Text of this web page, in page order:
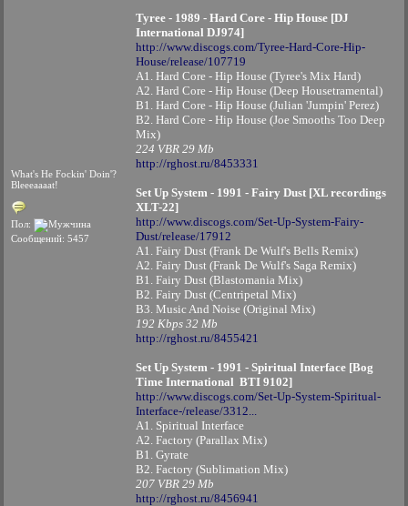
What's He Fockin' Doin'?
Bleeeaaaat!
Пол:
Сообщений: 5457
Tyree - 1989 - Hard Core - Hip House [DJ
International DJ974]
http://www.discogs.com/Tyree-Hard-Core-Hip-
House/release/107719
A1. Hard Core - Hip House (Tyree's Mix Hard)
A2. Hard Core - Hip House (Deep Housetramental)
B1. Hard Core - Hip House (Julian 'Jumpin' Perez)
B2. Hard Core - Hip House (Joe Smooths Too Deep
Mix)
224 VBR 29 Mb
http://rghost.ru/8453331
Set Up System - 1991 - Fairy Dust [XL recordings
XLT-22]
http://www.discogs.com/Set-Up-System-Fairy-
Dust/release/17912
A1. Fairy Dust (Frank De Wulf's Bells Remix)
A2. Fairy Dust (Frank De Wulf's Saga Remix)
B1. Fairy Dust (Blastomania Mix)
B2. Fairy Dust (Centripetal Mix)
B3. Music And Noise (Original Mix)
192 Kbps 32 Mb
http://rghost.ru/8455421
Set Up System - 1991 - Spiritual Interface [Bog
Time International BTI 9102]
http://www.discogs.com/Set-Up-System-Spiritual-
Interface-/release/3312...
A1. Spiritual Interface
A2. Factory (Parallax Mix)
B1. Gyrate
B2. Factory (Sublimation Mix)
207 VBR 29 Mb
http://rghost.ru/8456941